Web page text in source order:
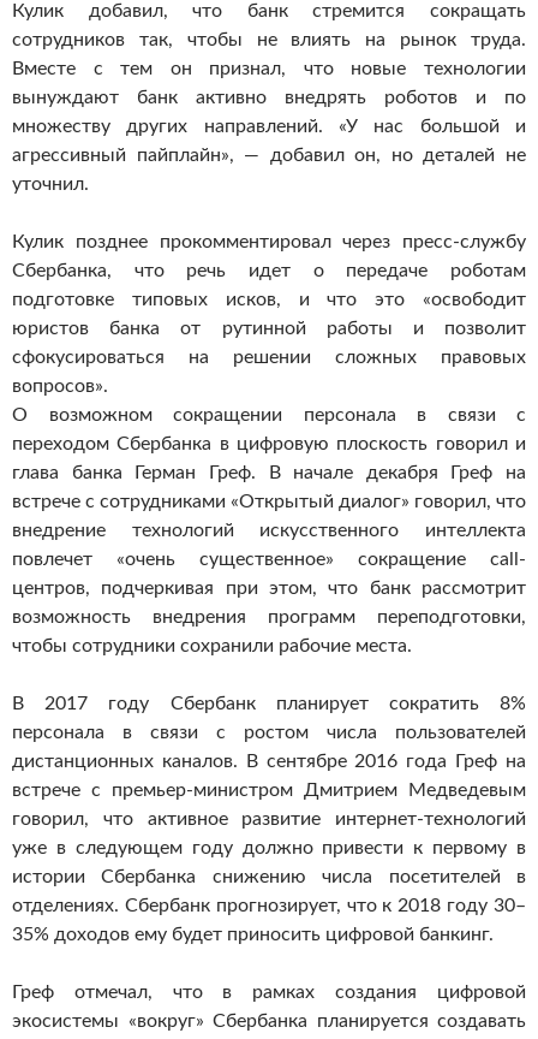
Кулик добавил, что банк стремится сокращать
сотрудников так, чтобы не влиять на рынок труда.
Вместе с тем он признал, что новые технологии
вынуждают банк активно внедрять роботов и по
множеству других направлений. «У нас большой и
агрессивный пайплайн», — добавил он, но деталей не
уточнил.
Кулик позднее прокомментировал через пресс-службу
Сбербанка, что речь идет о передаче роботам
подготовке типовых исков, и что это «освободит
юристов банка от рутинной работы и позволит
сфокусироваться на решении сложных правовых
вопросов».
О возможном сокращении персонала в связи с
переходом Сбербанка в цифровую плоскость говорил и
глава банка Герман Греф. В начале декабря Греф на
встрече с сотрудниками «Открытый диалог» говорил, что
внедрение технологий искусственного интеллекта
повлечет «очень существенное» сокращение call-
центров, подчеркивая при этом, что банк рассмотрит
возможность внедрения программ переподготовки,
чтобы сотрудники сохранили рабочие места.
В 2017 году Сбербанк планирует сократить 8%
персонала в связи с ростом числа пользователей
дистанционных каналов. В сентябре 2016 года Греф на
встрече с премьер-министром Дмитрием Медведевым
говорил, что активное развитие интернет-технологий
уже в следующем году должно привести к первому в
истории Сбербанка снижению числа посетителей в
отделениях. Сбербанк прогнозирует, что к 2018 году 30–
35% доходов ему будет приносить цифровой банкинг.
Греф отмечал, что в рамках создания цифровой
экосистемы «вокруг» Сбербанка планируется создавать